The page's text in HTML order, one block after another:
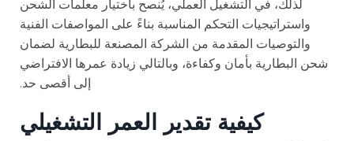
لذلك، في التشغيل العملي، يُنصح باختيار معلمات الشحن
واستراتيجيات التحكم المناسبة بناءً على المواصفات الفنية
والتوصيات المقدمة من الشركة المصنعة للبطارية لضمان
شحن البطارية بأمان وكفاءة، وبالتالي زيادة عمرها الافتراضي
إلى أقصى حد.
كيفية تقدير العمر التشغيلي